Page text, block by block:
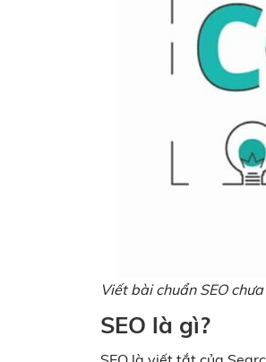
Viết bài chuẩn SEO
SEO là gì?